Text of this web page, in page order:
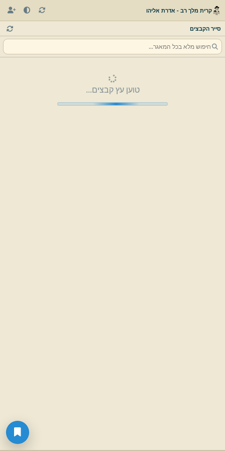
קרית מלך רב - אדרת אליהו
סייר הקבצים
טוען עץ קבצים...